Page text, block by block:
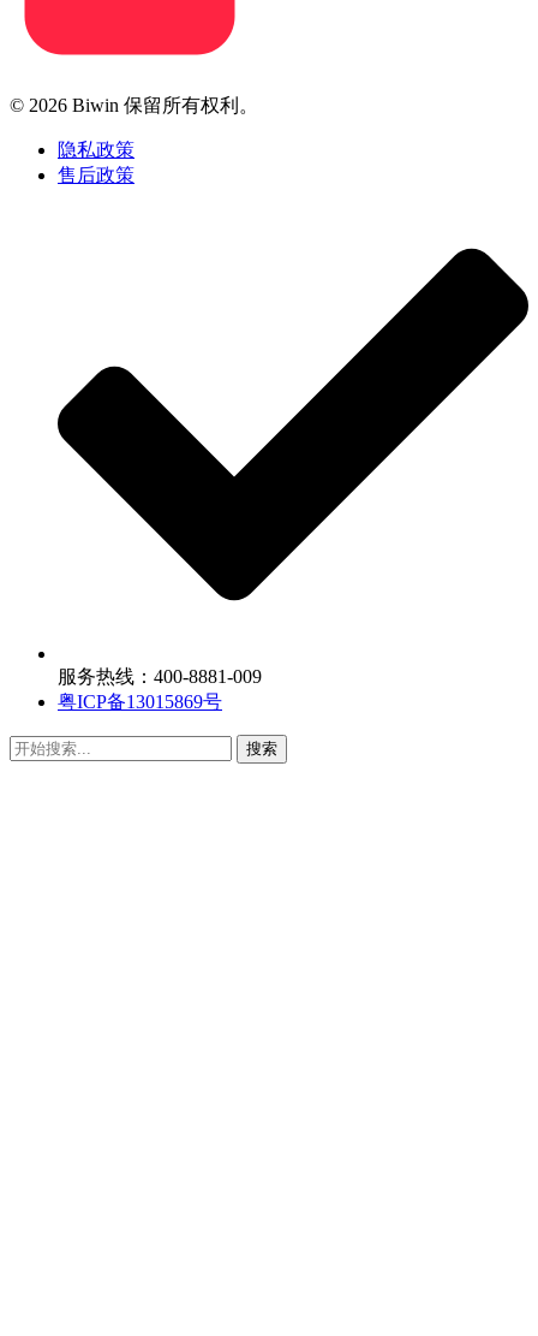
© 2026 Biwin 保留所有权利。
隐私政策
售后政策
服务热线：400-8881-009
粤ICP备13015869号